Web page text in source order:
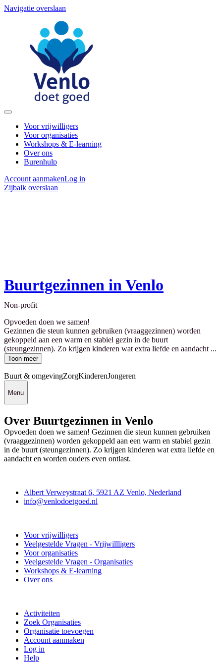
Navigatie overslaan
Voor vrijwilligers
Voor organisaties
Workshops & E-learning
Over ons
Burenhulp
Account aanmakenLog in
Zijbalk overslaan
Buurtgezinnen in Venlo
Non-profit
Opvoeden doen we samen!
Gezinnen die steun kunnen gebruiken (vraaggezinnen) worden
gekoppeld aan een warm en stabiel gezin in de buurt
(steungezinnen). Zo krijgen kinderen wat extra liefde en aandacht ...
Toon meer
Buurt & omgevingZorgKinderenJongeren
Menu
Over Buurtgezinnen in Venlo
Opvoeden doen we samen! Gezinnen die steun kunnen gebruiken
(vraaggezinnen) worden gekoppeld aan een warm en stabiel gezin
in de buurt (steungezinnen). Zo krijgen kinderen wat extra liefde en
aandacht en worden ouders even ontlast.
Albert Verweystraat 6, 5921 AZ Venlo, Nederland
info@venlodoetgoed.nl
Voor vrijwilligers
Veelgestelde Vragen - Vrijwillligers
Voor organisaties
Veelgestelde Vragen - Organisaties
Workshops & E-learning
Over ons
Activiteiten
Zoek Organisaties
Organisatie toevoegen
Account aanmaken
Log in
Help